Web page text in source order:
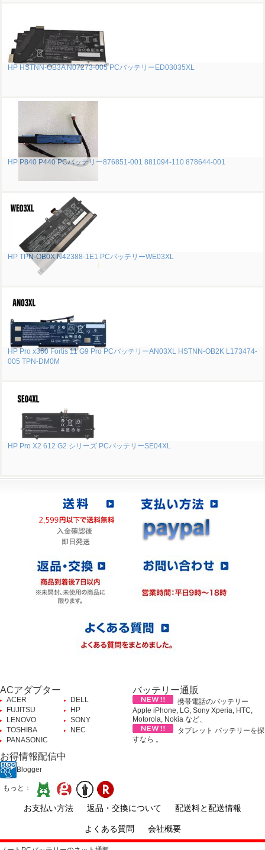
HP HSTNN-OB3A N07273-005 PCバッテリーED03035XL
HP P840 P440 PCバッテリー876851-001 881094-110 878644-001
HP TPN-OB0X N42388-1E1 PCバッテリーWE03XL
HP Pro x360 Fortis 11 G9 Pro PCバッテリーAN03XL HSTNN-OB2K L173474-
005 TPN-DM0M
HP Pro X2 612 G2 シリーズ PCバッテリーSE04XL
ACアダプター
ACER
DELL
FUJITSU
HP
LENOVO
SONY
TOSHIBA
NEC
PANASONIC
バッテリー通販
携帯電話のバッテリー
Apple iPhone, LG, Sony Xperia, HTC,
Motorola, Nokia など、
タブレット バッテリーを探
すなら 。
お得情報配信中
Blogger
もっと：
お支払い方法 返品・交換について 配送料と配送情報
よくある質問 会社概要